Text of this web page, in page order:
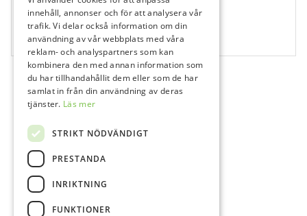
681054
Venus Diamond Art Flow, A4, Spruta
1x1,8 g
innehåll, annonser och för att analysera vår
trafik. Vi delar också information om din
användning av vår webbplats med våra
reklam- och analyspartners som kan
kombinera den med annan information som
du har tillhandahållit dem eller som de har
samlat in från din användning av deras
tjänster. Läs mer
STRIKT NÖDVÄNDIGT
PRESTANDA
INRIKTNING
FUNKTIONER